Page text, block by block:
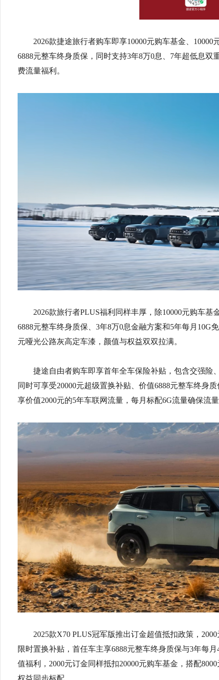
2026款捷途旅行者购车即享10000元购车基金、
6888元整车终身质保，同时支持3年8万0息、7年超低息双
费流量福利。
2026款旅行者PLUS福利同样丰厚，除10000元购车
6888元整车终身质保、3年8万0息金融方案和5年每月10G
元哑光公路灰高定车漆，颜值与权益双双拉满。
捷途自由者购车即享首年全车保险补贴，包含交强险
同时可享受20000元超级置换补贴、价值6888元整车终身
享价值2000元的5年车联网流量，每月标配6G流量确保流
2025款X70 PLUS冠军版推出订金超值抵扣政策，
限时置换补贴，首任车主享6888元整车终身质保与3年每
值福利，2000元订金同样抵扣20000元购车基金，搭配